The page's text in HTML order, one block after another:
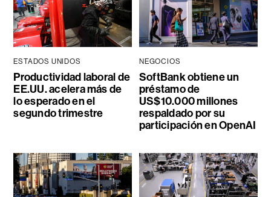
ESTADOS UNIDOS
Productividad laboral de
EE.UU. acelera más de
lo esperado en el
segundo trimestre
NEGOCIOS
SoftBank obtiene un
préstamo de
US$10.000 millones
respaldado por su
participación en OpenAI